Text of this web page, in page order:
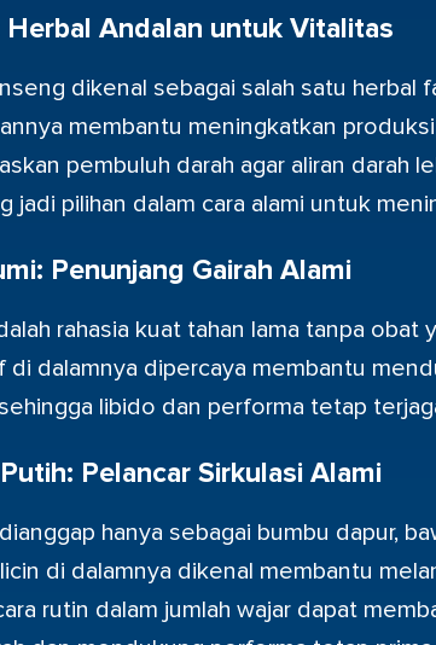
Herbal Andalan untuk Vitalitas
dikenal sebagai salah satu herbal
membantu meningkatkan
pembuluh darah agar aliran darah
jadi pilihan dalam cara alami untuk
Penunjang Gairah Alami
rahasia kuat tahan lama tanpa obat
di dalamnya dipercaya membantu
libido dan performa tetap
Pelancar Sirkulasi Alami
hanya sebagai bumbu dapur,
di dalamnya dikenal membantu
rutin dalam jumlah wajar dapat